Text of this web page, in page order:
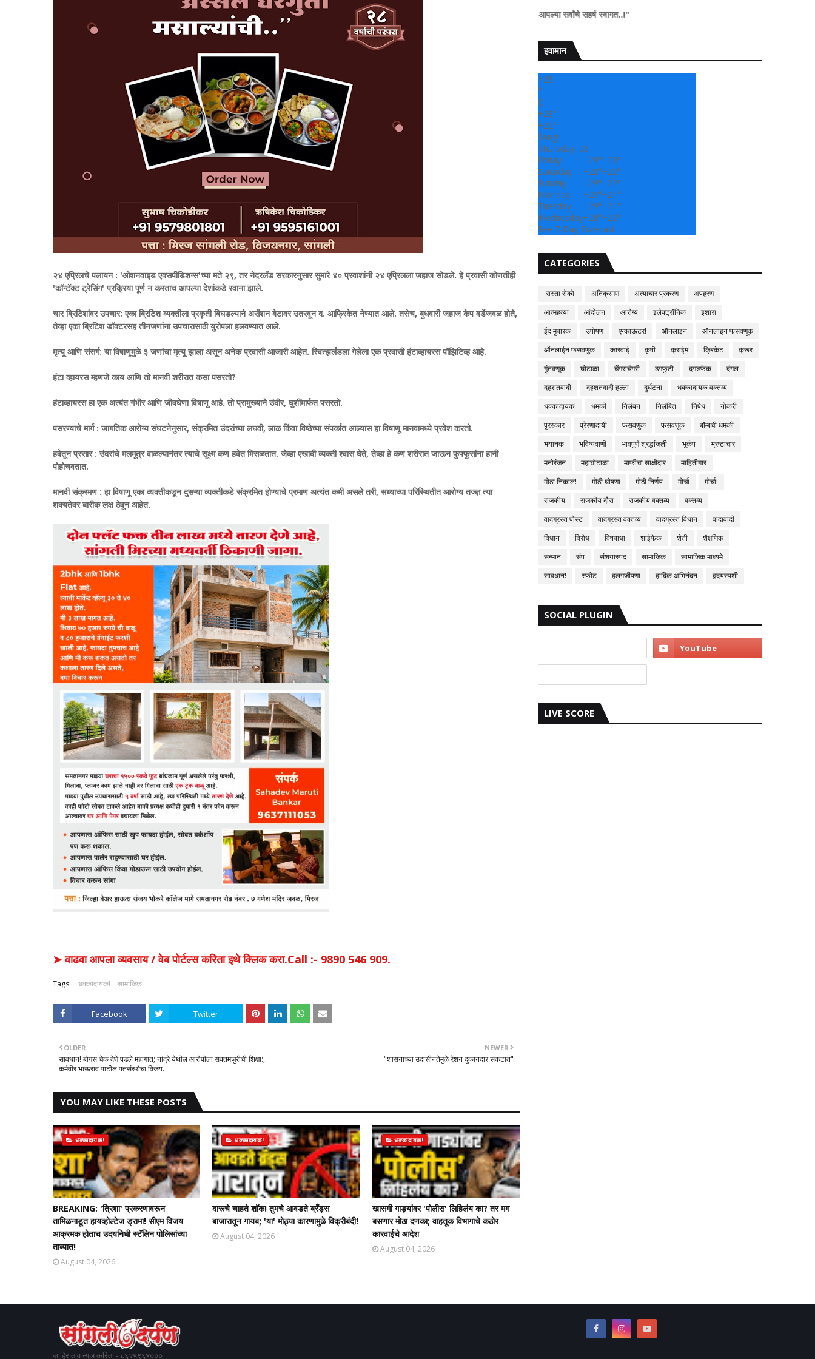
२४ एप्रिलचे पलायन : 'ओशनवाइड एक्सपीडिशन्स'च्या मते २९, तर नेदरलँड सरकारनुसार सुमारे ४० प्रवाशांनी २४ एप्रिलला जहाज सोडले. हे प्रवासी कोणतीही
'कॉन्टॅक्ट ट्रेसिंग' प्रक्रिया पूर्ण न करताच आपल्या देशांकडे रवाना झाले.
चार ब्रिटिशांवर उपचार: एका ब्रिटिश व्यक्तीला प्रकृती बिघडल्याने असेंशन बेटावर उतरवून द. आफ्रिकेत नेण्यात आले. तसेच, बुधवारी जहाज केप वर्डेजवळ होते,
तेव्हा एका ब्रिटिश डॉक्टरसह तीनजणांना उपचारासाठी युरोपला हलवण्यात आले.
मृत्यू आणि संसर्ग: या विषाणूमुळे ३ जणांचा मृत्यू झाला असून अनेक प्रवासी आजारी आहेत. स्वित्झर्लंडला गेलेला एक प्रवासी हंटाव्हायरस पॉझिटिव्ह आहे.
हंटा व्हायरस म्हणजे काय आणि तो मानवी शरीरात कसा पसरतो?
हंटाव्हायरस हा एक अत्यंत गंभीर आणि जीवघेणा विषाणू आहे. तो प्रामुख्याने उंदीर, घुशींमार्फत पसरतो.
पसरण्याचे मार्ग : जागतिक आरोग्य संघटनेनुसार, संक्रमित उंदरांच्या लघवी, लाळ किंवा विष्ठेच्या संपर्कात आल्यास हा विषाणू मानवामध्ये प्रवेश करतो.
हवेतून प्रसार : उंदरांचे मलमूत्र वाळल्यानंतर त्याचे सूक्ष्म कण हवेत मिसळतात. जेव्हा एखादी व्यक्ती श्वास घेते, तेव्हा हे कण शरीरात जाऊन फुफ्फुसांना हानी
पोहोचवतात.
मानवी संक्रमण : हा विषाणू एका व्यक्तीकडून दुसऱ्या व्यक्तीकडे संक्रमित होण्याचे प्रमाण अत्यंत कमी असले तरी, सध्याच्या परिस्थितीत आरोग्य तज्ज्ञ त्या
शक्यतेवर बारीक लक्ष ठेवून आहेत.
➤ वाढवा आपला व्यवसाय / वेब पोर्टल्स करिता इथे क्लिक करा.Call :- 9890 546 909.
Tags: धक्कादायक! सामाजिक
Facebook Twitter
NEWER
"शासनाच्या उदासीनतेमुळे रेशन दुकानदार संकटात"
OLDER
सावधान! बोगस चेक देणे पडले महागात; नांद्रे येथील आरोपीला सक्तमजुरीची शिक्षा:,
कर्मवीर भाऊराव पाटील पतसंस्थेचा विजय.
YOU MAY LIKE THESE POSTS
धक्कादायक!
BREAKING: 'त्रिशा' प्रकरणावरून
तामिळनाडूत हायव्होल्टेज ड्रामा! सीएम विजय
आक्रमक होताच उदयनिधी स्टॅलिन पोलिसांच्या
ताब्यात!
August 04, 2026
धक्कादायक!
दारूचे चाहते शॉक! तुमचे आवडते ब्रँड्स
बाजारातून गायब; 'या' मोठ्या कारणामुळे विक्रीबंदी!
August 04, 2026
धक्कादायक!
खासगी गाड्यांवर 'पोलीस' लिहिलंय का? तर मग
बसणार मोठा दणका; वाहतूक विभागाचे कठोर
कारवाईचे आदेश
August 04, 2026
" सांगली दर्पण न्यूज वर आपल्या सर्वांचे सहर्ष स्वागत..!"
हवामान
+28
°
C
+28°
+22°
Sangli
Thursday, 06
Friday
+29°+23°
Saturday
+28°+22°
Sunday
+29°+22°
Monday
+29°+21°
Tuesday
+29°+21°
Wednesday+28°+22°
See 7-Day Forecast
CATEGORIES
'रास्ता रोको' अतिक्रमण अत्याचार प्रकरण
अपहरण
आत्महत्या
आंदोलन आरोग्य इलेक्ट्रॉनिक
इशारा
ईद मुबारक
उपोषण एन्काऊंटर! ऑनलाइन
ऑनलाइन फसवणूक
ऑनलाईन फसवणुक
कारवाई कृषी क्राईम क्रिकेट
क्रूर
गुंतवणूक
घोटाळा चेंगराचेंगरी ढगफुटी दगडफेक
दंगल
दहशतवादी
दहशतवादी हल्ला दुर्घटना
धक्कादायक वक्तव्य
धक्कादायक!
धमकी निलंबन निलंबित निषेध
नोकरी
पुरस्कार
प्रेरणादायी फसवणुक फसवणूक
बॉम्बची धमकी
भयानक
भविष्यवाणी भावपूर्ण श्रद्धांजली भूकंप
भ्रष्टाचार
मनोरंजन
महाघोटाळा माफीचा साक्षीदार
माहितीगार
मोठा निकाल!
मोठी घोषणा मोठी निर्णय मोर्चा
मोर्चा!
राजकीय
राजकीय दौरा राजकीय वक्तव्य
वक्तव्य
वादग्रस्त पोस्ट
वादग्रस्त वक्तव्य वादग्रस्त विधान
वादावादी
विधान
विरोध विषबाधा शाईफेक शेती
शैक्षणिक
सन्मान
संप संशयास्पद सामाजिक
सामाजिक माध्यमे
सावधान!
स्फोट हलगर्जीपणा हार्दिक अभिनंदन हृदयस्पर्शी
SOCIAL PLUGIN
LIVE SCORE
जाहिरात व न्यूज करिता - ८६२५९६४०००